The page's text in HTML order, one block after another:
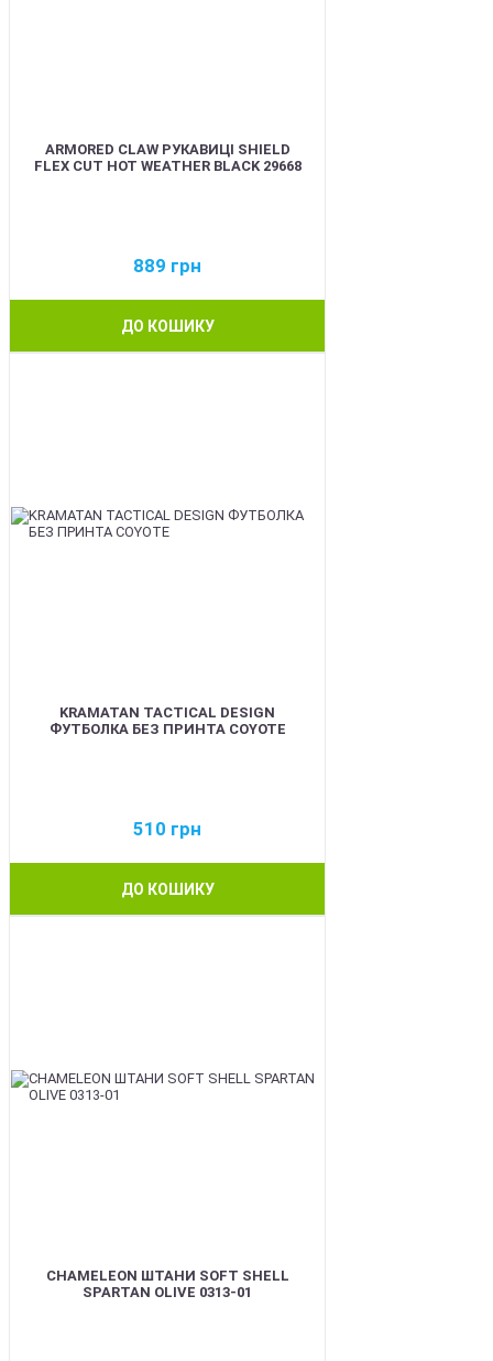
ARMORED CLAW РУКАВИЦІ SHIELD
FLEX CUT HOT WEATHER BLACK 29668
889 грн
ДО КОШИКУ
KRAMATAN TACTICAL DESIGN
ФУТБОЛКА БЕЗ ПРИНТА COYOTE
510 грн
ДО КОШИКУ
CHAMELEON ШТАНИ SOFT SHELL
SPARTAN OLIVE 0313-01